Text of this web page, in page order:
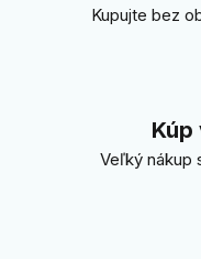
Kupujte bez
Kúp
Veľký nákup